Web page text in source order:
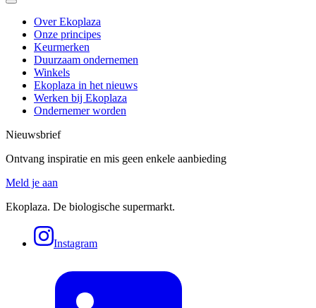
Over Ekoplaza
Onze principes
Keurmerken
Duurzaam ondernemen
Winkels
Ekoplaza in het nieuws
Werken bij Ekoplaza
Ondernemer worden
Nieuwsbrief
Ontvang inspiratie en mis geen enkele aanbieding
Meld je aan
Ekoplaza. De biologische supermarkt.
Instagram